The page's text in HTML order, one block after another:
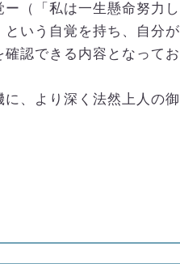
（「私は一生懸命努力し
いう自覚を持ち、自分が
認できる内容となってお
、より深く法然上人の御